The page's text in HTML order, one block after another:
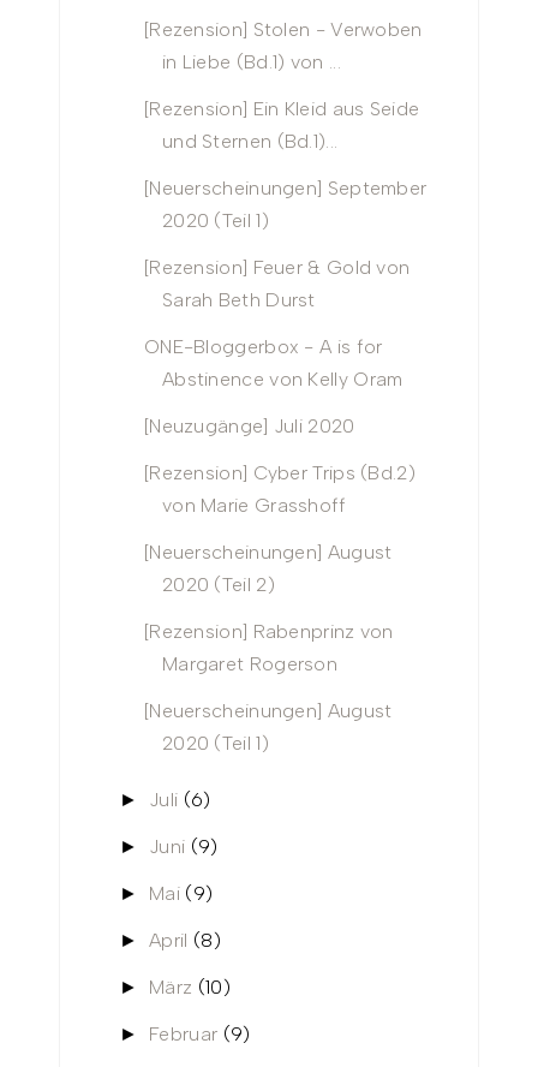
[Rezension] Stolen - Verwoben
in Liebe (Bd.1) von ...
[Rezension] Ein Kleid aus Seide
und Sternen (Bd.1)...
[Neuerscheinungen] September
2020 (Teil 1)
[Rezension] Feuer & Gold von
Sarah Beth Durst
ONE-Bloggerbox - A is for
Abstinence von Kelly Oram
[Neuzugänge] Juli 2020
[Rezension] Cyber Trips (Bd.2)
von Marie Grasshoff
[Neuerscheinungen] August
2020 (Teil 2)
[Rezension] Rabenprinz von
Margaret Rogerson
[Neuerscheinungen] August
2020 (Teil 1)
► Juli (6)
► Juni (9)
► Mai (9)
►April (8)
► März (10)
► Februar (9)